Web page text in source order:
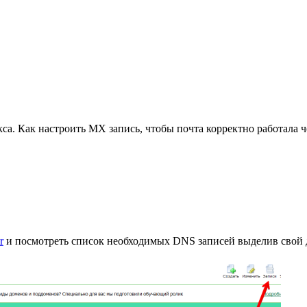
Как настроить MX запись, чтобы почта корректно работала
и посмотреть список необходимых DNS записей выделив